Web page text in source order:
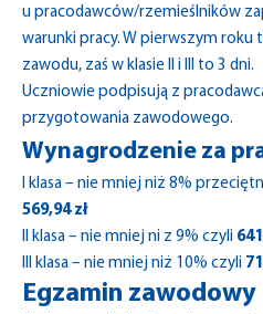
u pracodawców/rzemieślników
warunki pracy. W pierwszym roku
zawodu, zaś w klasie II i III to 3 dni.
Uczniowie podpisują z
przygotowania zawodowego.
Wynagrodzenie za
I klasa – nie mniej niż 8%
569,94 zł
II klasa – nie mniej ni z 9% czyli
III klasa – nie mniej niż 10% czyli
Egzamin zawodowy